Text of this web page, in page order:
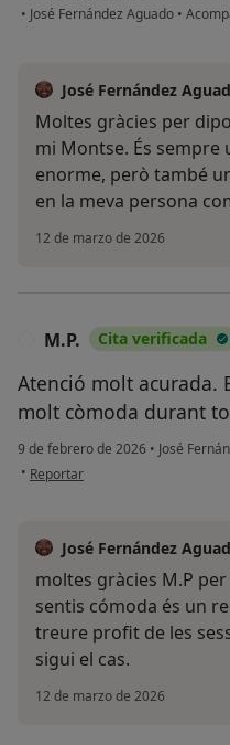
• José Fernández Aguado •
José Fernández
Moltes gràcies per
mi Montse. És
enorme, però també
en la meva persona
12 de marzo de 2026
M.P. Cita verificada
Atenció molt acurada.
molt còmoda durant
9 de febrero de 2026 • José
• en opinión del usuario M.P.
Reportar
José Fernández
moltes gràcies M.P
sentis cómoda és un
treure profit de les
sigui el cas.
12 de marzo de 2026